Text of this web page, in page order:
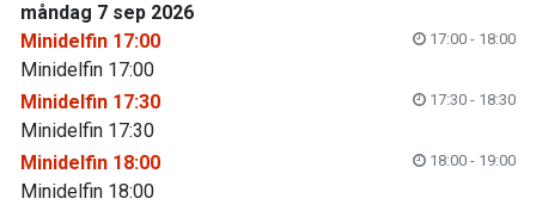
måndag 7 sep 2026
Minidelfin 17:00
17:00 - 18:00
Minidelfin 17:00
Minidelfin 17:30
17:30 - 18:30
Minidelfin 17:30
Minidelfin 18:00
18:00 - 19:00
Minidelfin 18:00